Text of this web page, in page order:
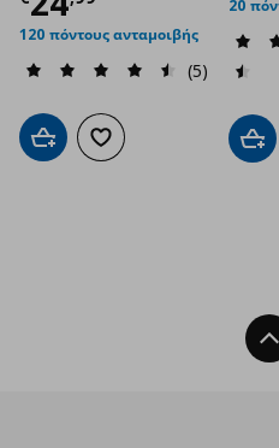
120 πόντους ανταμοιβής
(5)
Προσθήκη στο καλάθι
Προσθήκη στα
20